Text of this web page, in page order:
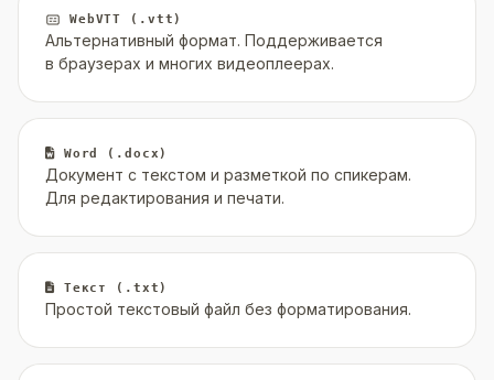
WebVTT (.vtt)
Альтернативный формат. Поддерживается
в браузерах и многих видеоплеерах.
Word (.docx)
Документ с текстом и разметкой по спикерам.
Для редактирования и печати.
Текст (.txt)
Простой текстовый файл без форматирования.